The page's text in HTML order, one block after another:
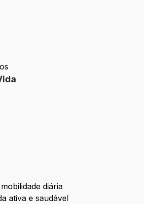
diária
ativa e saudável